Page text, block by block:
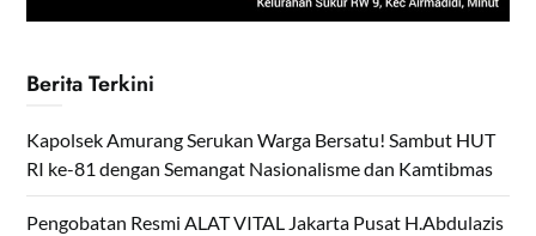
Berita Terkini
Kapolsek Amurang Serukan Warga Bersatu! Sambut HUT
RI ke-81 dengan Semangat Nasionalisme dan Kamtibmas
Pengobatan Resmi ALAT VITAL Jakarta Pusat H.Abdulazis